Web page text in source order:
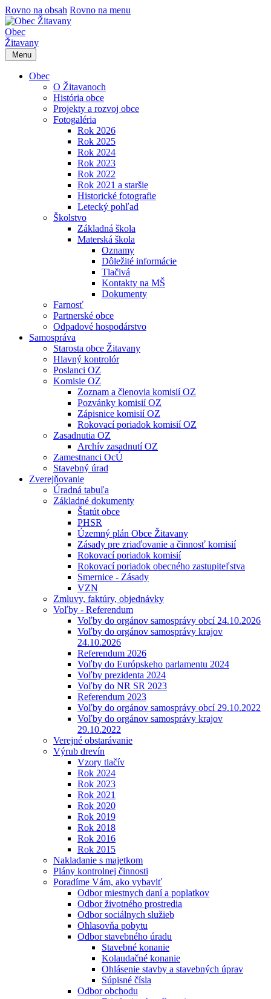
Rovno na obsah Rovno na menu
Obec
Žitavany
Menu
Obec
O Žitavanoch
História obce
Projekty a rozvoj obce
Fotogaléria
Rok 2026
Rok 2025
Rok 2024
Rok 2023
Rok 2022
Rok 2021 a staršie
Historické fotografie
Letecký pohľad
Školstvo
Základná škola
Materská škola
Oznamy
Dôležité informácie
Tlačivá
Kontakty na MŠ
Dokumenty
Farnosť
Partnerské obce
Odpadové hospodárstvo
Samospráva
Starosta obce Žitavany
Hlavný kontrolór
Poslanci OZ
Komisie OZ
Zoznam a členovia komisií OZ
Pozvánky komisií OZ
Zápisnice komisií OZ
Rokovací poriadok komisií OZ
Zasadnutia OZ
Archív zasadnutí OZ
Zamestnanci OcÚ
Stavebný úrad
Zverejňovanie
Úradná tabuľa
Základné dokumenty
Štatút obce
PHSR
Územný plán Obce Žitavany
Zásady pre zriaďovanie a činnosť komisií
Rokovací poriadok komisií
Rokovací poriadok obecného zastupiteľstva
Smernice - Zásady
VZN
Zmluvy, faktúry, objednávky
Voľby - Referendum
Voľby do orgánov samosprávy obcí 24.10.2026
Voľby do orgánov samosprávy krajov
24.10.2026
Referendum 2026
Voľby do Európskeho parlamentu 2024
Voľby prezidenta 2024
Voľby do NR SR 2023
Referendum 2023
Voľby do orgánov samosprávy obcí 29.10.2022
Voľby do orgánov samosprávy krajov
29.10.2022
Verejné obstarávanie
Výrub drevín
Vzory tlačív
Rok 2024
Rok 2023
Rok 2021
Rok 2020
Rok 2019
Rok 2018
Rok 2016
Rok 2015
Nakladanie s majetkom
Plány kontrolnej činnosti
Poradíme Vám, ako vybaviť
Odbor miestnych daní a poplatkov
Odbor životného prostredia
Odbor sociálnych služieb
Ohlasovňa pobytu
Odbor stavebného úradu
Stavebné konanie
Kolaudačné konanie
Ohlásenie stavby a stavebných úprav
Súpisné čísla
Odbor obchodu